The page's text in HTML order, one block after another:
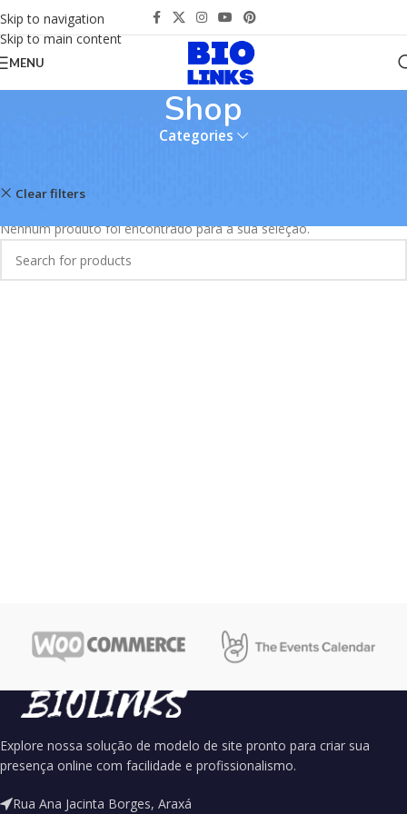
Skip to navigation
Skip to main content
MENU
Shop
Categories
Clear filters
Nenhum produto foi encontrado para a sua seleção.
Explore nossa solução de modelo de site pronto para criar sua
presença online com facilidade e profissionalismo.
Rua Ana Jacinta Borges, Araxá